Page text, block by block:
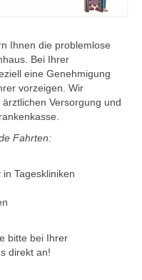
Ihnen die problemlose
Bei Ihrer
eine Genehmigung
vorzeigen. Wir
Versorgung und
Fahrten:
Tageskliniken
bitte bei Ihrer
direkt an!